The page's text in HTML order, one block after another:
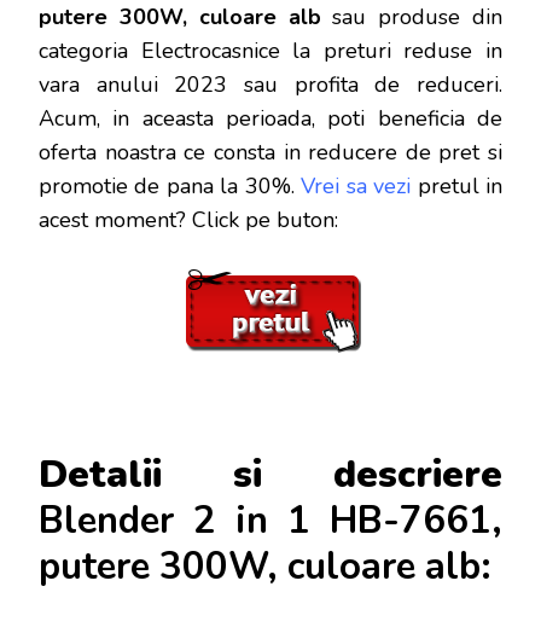
putere 300W, culoare albsau produse din
categoria Electrocasnice la preturi reduse in
vara anului 2023 sau profita de reduceri.
Acum, in aceasta perioada, poti beneficia de
oferta noastra ce consta in reducere de pret si
promotie de pana la 30%.Vrei sa vezi pretul in
acest moment? Click pe buton:
Detalii si descriere
Blender 2 in 1 HB-7661,
putere 300W, culoare alb: